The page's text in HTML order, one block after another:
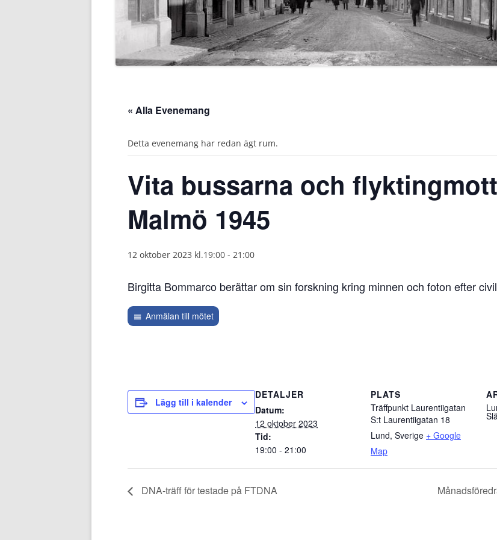
SLÄKTFORSKARFÖRBUNDS
WEBBSHOP
KONTAKT
« Alla Evenemang
Detta evenemang har redan ägt rum.
Vita bussarna och
Malmö 1945
12 oktober 2023 kl.19:00 - 21:00
Birgitta Bommarco berättar om sin forskning kring minnen och foton efter
Anmälan till mötet
Lägg till i kalender
DETALJER
Datum:
12 oktober 2023
Tid:
19:00 - 21:00
PLATS
Träffpunkt Laurentiigatan
S:t Laurentiigatan 18
Lund, Sverige + Google
Map
DNA-träff för testade på FTDNA